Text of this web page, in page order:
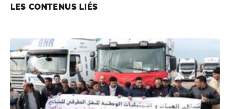
LES CONTENUS LIÉS